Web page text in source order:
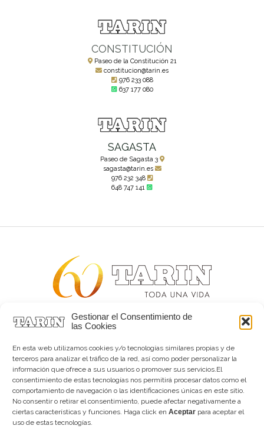
Gestionar el Consentimiento de
las Cookies
En esta web utilizamos cookies y/o tecnologías similares propias y de
terceros para analizar el tráfico de la red, así como poder personalizar la
información que ofrece a sus usuarios o promover sus servicios.El
consentimiento de estas tecnologías nos permitirá procesar datos como el
comportamiento de navegación o las identificaciones únicas en este sitio.
No consentir o retirar el consentimiento, puede afectar negativamente a
ciertas características y funciones. Haga click en Aceptar para aceptar el
uso de estas tecnologías.
CONSTITUCIÓN
Paseo de la Constitución 21
constitucion@tarin.es
976 233 088
637 177 080
SAGASTA
Paseo de Sagasta 3
sagasta@tarin.es
976 232 348
648 747 141
Alta joyería desde 1963
Tarín Magazine
Contacto